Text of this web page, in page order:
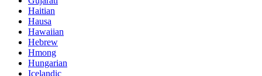
Haitian
Hausa
Hawaiian
Hebrew
Hmong
Hungarian
Icelandic